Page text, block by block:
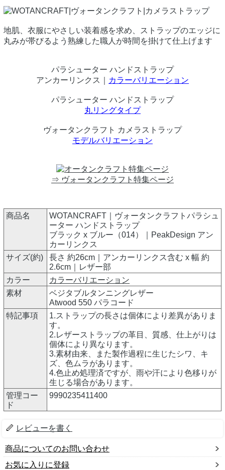
地肌、衣服にやさしい装着感を求め、ストラップのエッジに
丸みが帯びるよう熟練した職人が時間を掛けて仕上げます
パラシューター ハンドストラップ
アンカーリンクス｜
カラーバリエーション
パラシューター ハンドストラップ
丸リングタイプ
ヴォータンクラフト カメラストラップ
モデルバリエーション
⇒ ヴォータンクラフト特集ページ
商品名
WOTANCRAFT｜ヴォータンクラフトパラシュ
ーター ハンドストラップ
ブラック x ブルー（014）｜PeakDesign アン
カーリンクス
サイズ(約)
長さ 約26cm｜アンカーリンクス含む x 幅 約
2.6cm｜レザー部
カラー
カラーバリエーション
素材
ベジタブルタンニングレザー
Atwood 550 パラコード
特記事項
1.ストラップの長さは個体により差異がありま
す。
2.レザーストラップの革目、質感、仕上がりは
個体により異なります。
3.素材由来、また製作過程に生じたシワ、キ
ズ、色ムラがあります。
4.色止め処理済ですが、雨や汗により色移りが
生じる場合があります。
管理コー
ド
9990235411400
レビューを書く
商品についてのお問い合わせ
お気に入りに登録